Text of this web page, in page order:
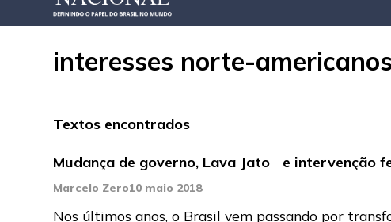
interesses norte-americanos
Textos encontrados
Mudança de governo, Lava Jato e intervenção
Marcelo Zero10 maio 2018
Nos últimos anos, o Brasil vem passando por